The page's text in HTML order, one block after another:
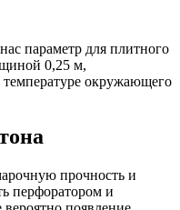
параметр для плитного
0,25 м,
окружающего
прочность и
перфоратором и